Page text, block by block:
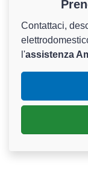
Contattaci,
l'assistenza